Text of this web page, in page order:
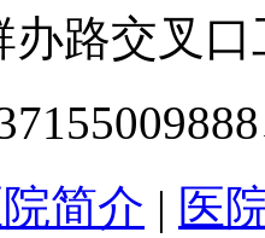
办路交叉
简介 | 医